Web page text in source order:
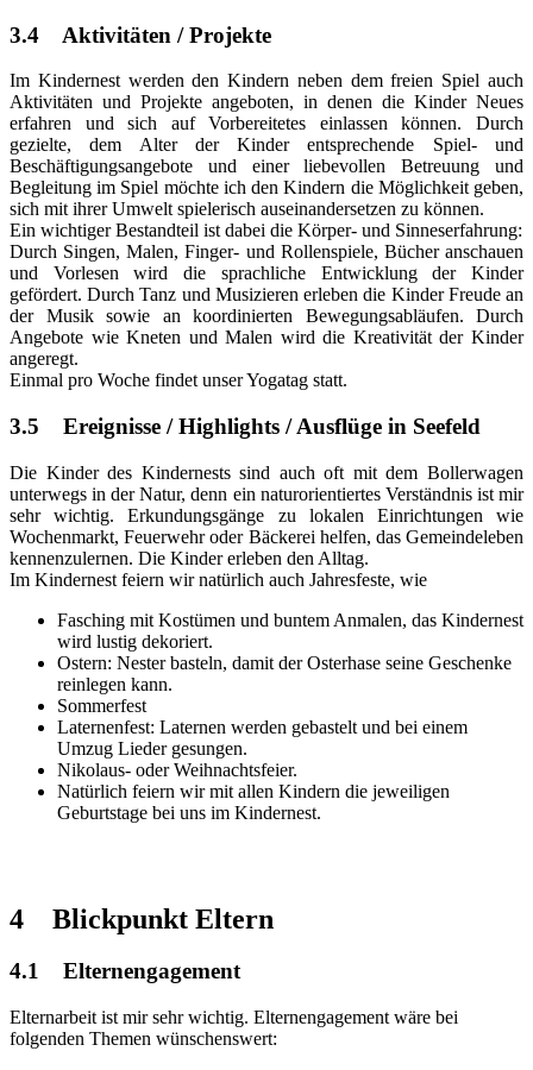
3.4 Aktivitäten / Projekte
Im Kindernest werden den Kindern neben dem freien Spiel auch
Aktivitäten und Projekte angeboten, in denen die Kinder Neues
erfahren und sich auf Vorbereitetes einlassen können. Durch
gezielte, dem Alter der Kinder entsprechende Spiel- und
Beschäftigungsangebote und einer liebevollen Betreuung und
Begleitung im Spiel möchte ich den Kindern die Möglichkeit geben,
sich mit ihrer Umwelt spielerisch auseinandersetzen zu können.
Ein wichtiger Bestandteil ist dabei die Körper- und Sinneserfahrung:
Durch Singen, Malen, Finger- und Rollenspiele, Bücher anschauen
und Vorlesen wird die sprachliche Entwicklung der Kinder
gefördert. Durch Tanz und Musizieren erleben die Kinder Freude an
der Musik sowie an koordinierten Bewegungsabläufen. Durch
Angebote wie Kneten und Malen wird die Kreativität der Kinder
angeregt.
Einmal pro Woche findet unser Yogatag statt.
3.5 Ereignisse / Highlights / Ausflüge in Seefeld
Die Kinder des Kindernests sind auch oft mit dem Bollerwagen
unterwegs in der Natur, denn ein naturorientiertes Verständnis ist mir
sehr wichtig. Erkundungsgänge zu lokalen Einrichtungen wie
Wochenmarkt, Feuerwehr oder Bäckerei helfen, das Gemeindeleben
kennenzulernen. Die Kinder erleben den Alltag.
Im Kindernest feiern wir natürlich auch Jahresfeste, wie
Fasching mit Kostümen und buntem Anmalen, das Kindernest
wird lustig dekoriert.
Ostern: Nester basteln, damit der Osterhase seine Geschenke
reinlegen kann.
Sommerfest
Laternenfest: Laternen werden gebastelt und bei einem
Umzug Lieder gesungen.
Nikolaus- oder Weihnachtsfeier.
Natürlich feiern wir mit allen Kindern die jeweiligen
Geburtstage bei uns im Kindernest.
4 Blickpunkt Eltern
4.1 Elternengagement
Elternarbeit ist mir sehr wichtig. Elternengagement wäre bei
folgenden Themen wünschenswert: